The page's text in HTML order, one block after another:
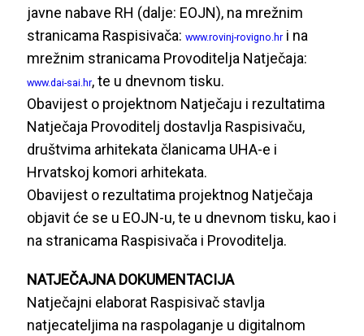
javne nabave RH (dalje: EOJN), na mrežnim
stranicama Raspisivača: www.rovinj-rovigno.hr i na
mrežnim stranicama Provoditelja Natječaja:
www.dai-sai.hr, te u dnevnom tisku.
Obavijest o projektnom Natječaju i rezultatima
Natječaja Provoditelj dostavlja Raspisivaču,
društvima arhitekata članicama UHA-e i
Hrvatskoj komori arhitekata.
Obavijest o rezultatima projektnog Natječaja
objavit će se u EOJN-u, te u dnevnom tisku, kao i
na stranicama Raspisivača i Provoditelja.
NATJEČAJNA DOKUMENTACIJA
Natječajni elaborat Raspisivač stavlja
natjecateljima na raspolaganje u digitalnom